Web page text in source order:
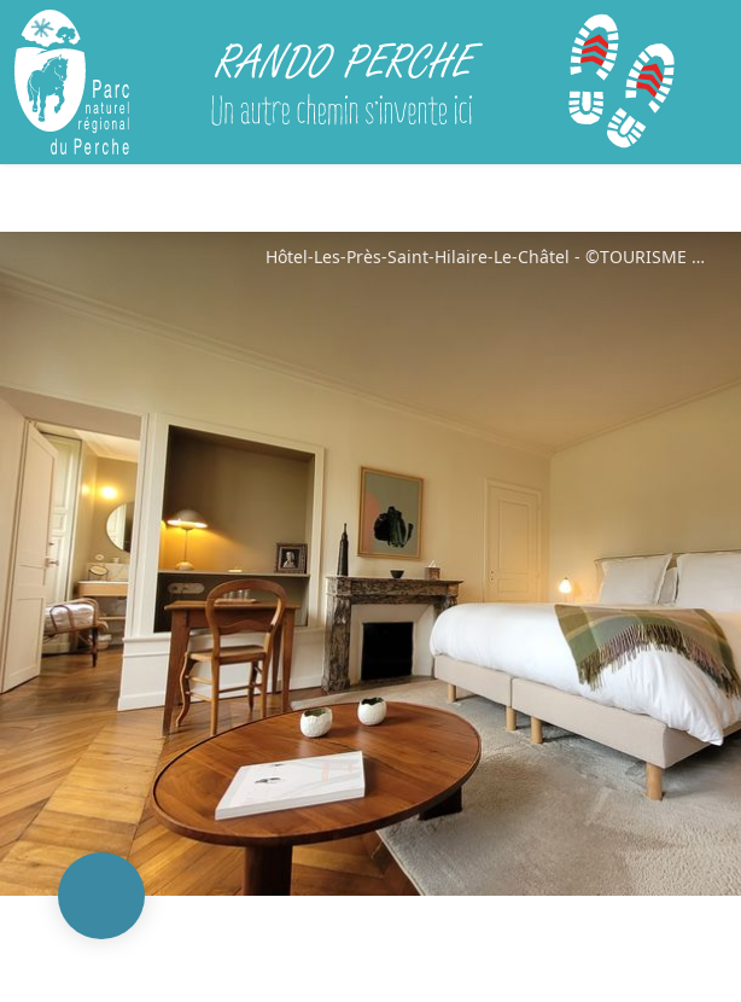
Rando Perche
Hôtel-Les-Près-Saint-Hilaire-Le-Châtel - ©TOURISME 61